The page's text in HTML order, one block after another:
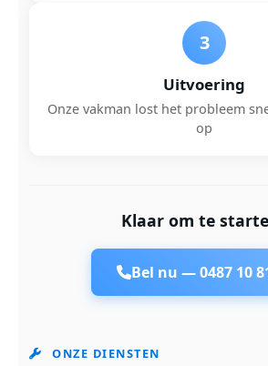
3
Uitvoering
Onze vakman lost het probleem
op
Klaar om te
Bel nu —0487 10
ONZE DIENSTEN